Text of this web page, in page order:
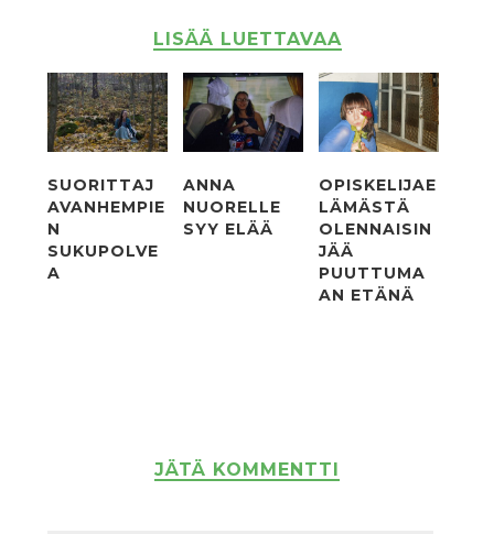
LISÄÄ LUETTAVAA
SUORITTAJ
AVANHEMPIE
N
SUKUPOLVE
A
ANNA
NUORELLE
SYY ELÄÄ
OPISKELIJAE
LÄMÄSTÄ
OLENNAISIN
JÄÄ
PUUTTUMA
AN ETÄNÄ
JÄTÄ KOMMENTTI